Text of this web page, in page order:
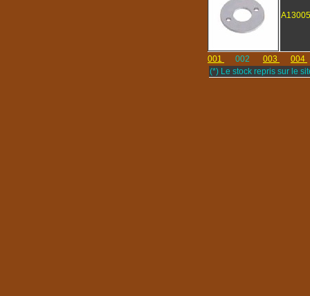
001 002 003
004
(*) Le stock repris sur le